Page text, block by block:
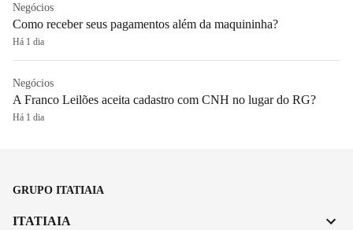
Negócios
Como receber seus pagamentos além da maquininha?
Há 1 dia
Negócios
A Franco Leilões aceita cadastro com CNH no lugar do RG?
Há 1 dia
GRUPO ITATIAIA
ITATIAIA